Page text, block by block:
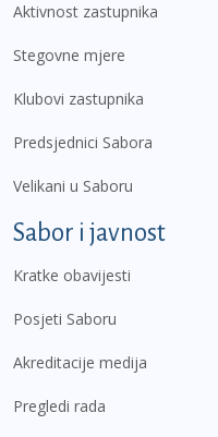
Aktivnost zastupnika
Stegovne mjere
Klubovi zastupnika
Predsjednici Sabora
Velikani u Saboru
Sabor i javnost
Kratke obavijesti
Posjeti Saboru
Akreditacije medija
Pregledi rada